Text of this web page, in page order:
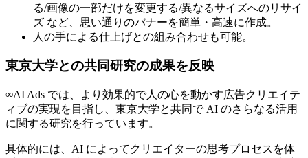
る/画像の一部だけを変更する/異なるサイズへのリサイ
ズ など、思い通りのバナーを簡単・高速に作成。
人の手による仕上げとの組み合わせも可能。
東京大学との共同研究の成果を反映
∞AI Ads では、より効果的で人の心を動かす広告クリエイテ
ィブの実現を目指し、東京大学と共同で AI のさらなる活用
に関する研究を行っています。
具体的には、AI によってクリエイターの思考プロセスを体